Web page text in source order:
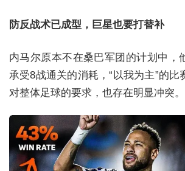
防反战术已成型，巨星也要打替补
内马尔原本不在桑巴军团的计划中，
承受8战通关的消耗，“以我为主”的比
对整体足球的要求，也存在明显冲突。